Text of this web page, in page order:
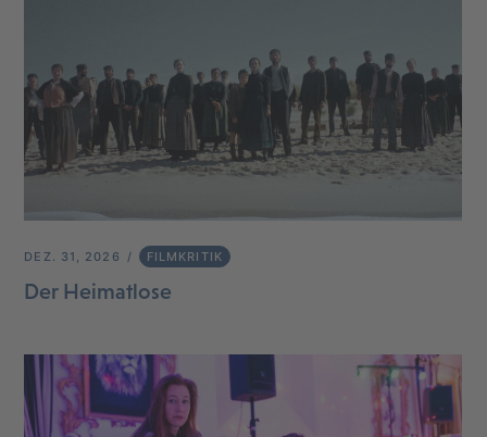
DEZ. 31, 2026 FILMKRITIK
Der Heimatlose